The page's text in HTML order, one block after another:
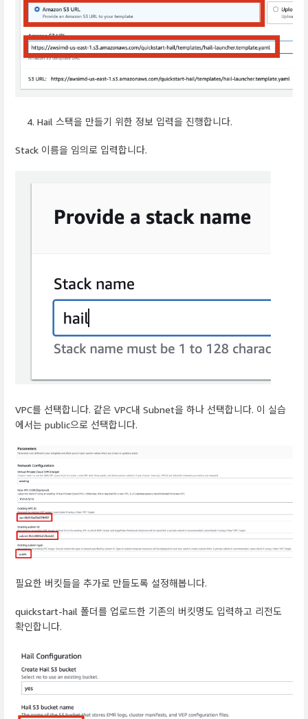
Hail 스택을 만들기 위한 정보 입력을 진행합니다.
Stack 이름을 임의로 입력합니다.
VPC를 선택합니다. 같은 VPC내 Subnet을 하나 선택합니다. 이 실습
에서는 public으로 선택합니다.
필요한 버킷들을 추가로 만들도록 설정해봅니다.
quickstart-hail 폴더를 업로드한 기존의 버킷명도 입력하고 리전도
확인합니다.